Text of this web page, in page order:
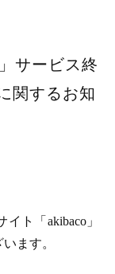
サービス終
関するお知
ト「akibaco」
ます。